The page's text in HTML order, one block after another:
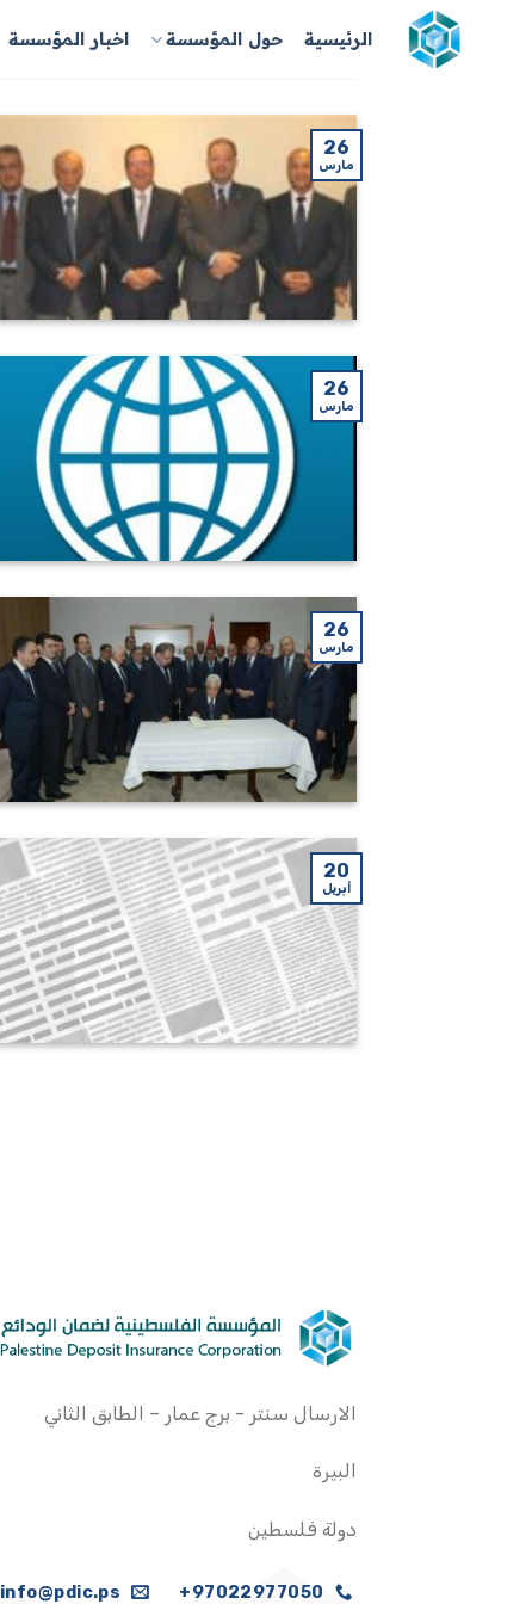
الرئيسية حول المؤسسة اخبار المؤسسة
26
مارس
26
مارس
26
مارس
20
أبريل
الارسال سنتر - برج عمار – الطابق الثاني
البيرة
دولة فلسطين
97022977050+
info@pdic.ps